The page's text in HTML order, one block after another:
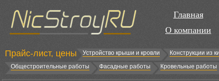
Главная
О компании
Прайс-лист, цены Устройство крыши и кровли
Конструкции из
Общестроительные работы
Фасадные работы Кровельные работы